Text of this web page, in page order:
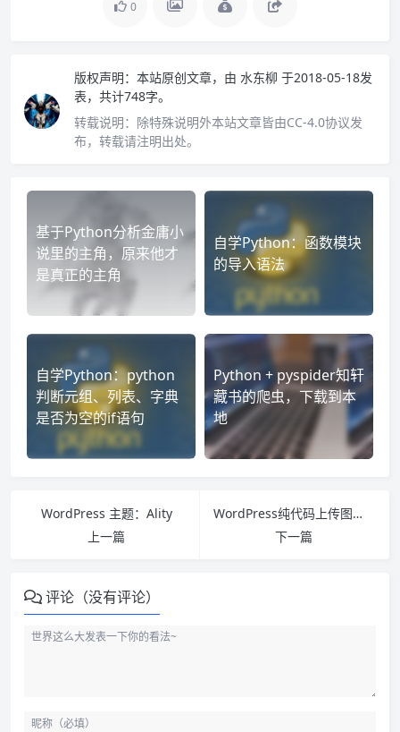
0
版权声明： 本站原创文章，由 水东柳 于2018-05-18发
表，共计748字。
转载说明： 除特殊说明外本站文章皆由CC-4.0协议发
布，转载请注明出处。
基于Python分析金庸小
说里的主角，原来他才
是真正的主角
自学Python：函数模块
的导入语法
自学Python：python
判断元组、列表、字典
是否为空的if语句
Python + pyspider知轩
藏书的爬虫，下载到本
地
WordPress 主题：Ality
上一篇
WordPress纯代码上传图片自动重命名的方法技巧
下一篇
评论（没有评论）